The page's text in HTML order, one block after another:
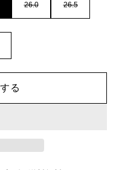
26.0 26.5
る